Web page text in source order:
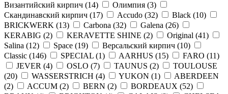
Византийский кирпич (14) Олимпия (3)
Скандинавский кирпич (17) Accudo (32) Black (10)
BRICKWERK (13) Carbona (32) Galena (26)
KERABIG (2) KERAVETTE SHINE (2) Original (41)
Salina (12) Space (19) Версальский кирпич (10)
Classic (146) SPECIAL (1) AARHUS (15) FARO (11)
JEVER (4) OSLO (7) TAUNUS (2)
TOULOUSE
(20) WASSERSTRICH (4) YUKON (1)
ABERDEEN
(2) ACCUM (2) BERN (2) BORDEAUX (52)